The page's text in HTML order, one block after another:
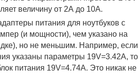
величину от 2А до 10A.
питания для ноутбуков с
(и мощности), чем указано на
но не меньшим. Например, если
указаны параметры 19V=3.42A, то
питания 19V=4.74A. Это никак не